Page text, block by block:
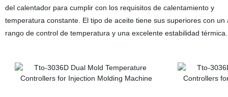
del calentador para cumplir con los requisitos de calentamiento y
temperatura constante. El tipo de aceite tiene sus superiores con un
rango de control de temperatura y una excelente estabilidad térmica